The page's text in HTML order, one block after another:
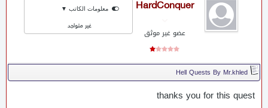
HardConquer
عضو غير موثق
معلومات الكاتب ▼
غير متواجد
Hell Quests By Mr.khled
thanks you for this quest